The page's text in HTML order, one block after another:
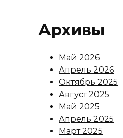
Архивы
Май 2026
Апрель 2026
Октябрь 2025
Август 2025
Май 2025
Апрель 2025
Март 2025